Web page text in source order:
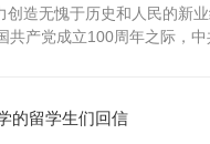
创造无愧于历史和人民的新
共产党成立100周年之际，
见证，是最宝贵的精神财富。
的留学生们回信